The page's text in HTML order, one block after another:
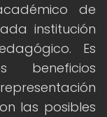
de
institución
Es
beneficios
las posibles